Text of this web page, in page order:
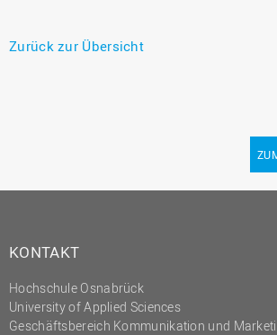
Zurück zur Übersicht
KONTAKT
Hochschule Osnabrück
University of Applied Sciences
Geschäftsbereich Kommunikation und